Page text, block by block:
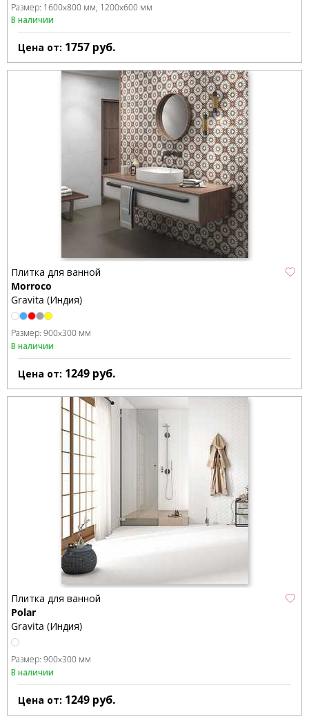
Размер: 1600x800 мм 1200x600 мм
В наличии
Цена от: 1757 руб.
Плитка для ванной
Morroco
Gravita (Индия)
Размер: 900x300 мм
В наличии
Цена от: 1249 руб.
Плитка для ванной
Polar
Gravita (Индия)
Размер: 900x300 мм
В наличии
Цена от: 1249 руб.